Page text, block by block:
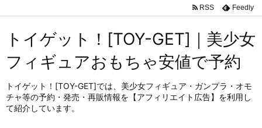
トイゲット！[TOY-GET]｜美少女
フィギュアおもちゃ安値で予約
トイゲット！[TOY-GET]では、美少女フィギュア・ガンプラ・オモ
チャ等の予約・発売・再販情報を【アフィリエイト広告】を利用し
て紹介しています。
RSS Feedly